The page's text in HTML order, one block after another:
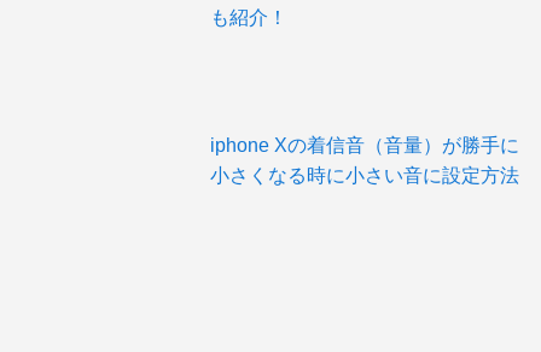
も紹介！
iphone Xの着信音（音量）が勝手に
小さくなる時に小さい音に設定方法